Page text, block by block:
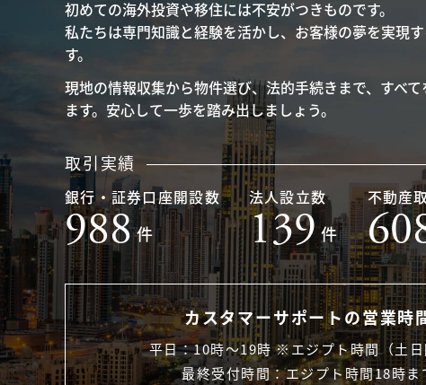
初めての海外投資や移住には不安がつきものです。
私たちは専門知識と経験を活かし、お客様の夢を実現
す。
現地の情報収集から物件選び、法的手続きまで、すべ
ます。安心して一歩を踏み出しましょう。
取引実績
銀行・証券口座開設数
988件
法人設立数
139 件
不動産
カスタマーサポートの営業時
平日：10時〜19時 ※エジプト時間（土日
最終受付時間：エジプト時間18時ま